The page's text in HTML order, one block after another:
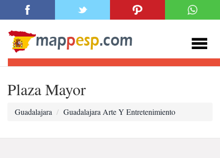
Plaza Mayor
Guadalajara Guadalajara Arte Y Entretenimiento